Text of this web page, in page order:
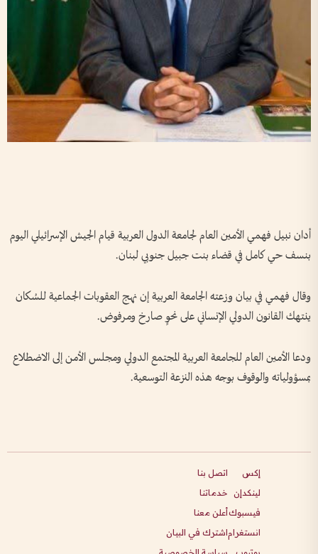
أدان نبيل فهمي الأمين العام لجامعة الدول العربية قيام الجيش الإسرائيلي اليوم
بنسف حي كامل في قضاء بنت جبيل جنوبي لبنان.
وقال فهمي في بيان وزعته الجامعة العربية إن نهج العقوبات الجماعية للسُكان
ينتهك القانون الدولي الإنساني على نحوٍ صارخ ومرفوض.
ودعا الأمين العام للجامعة العربية المجتمع الدولي ومجلس الأمن إلى الاضطلاع
بمسؤولياته والوقوف بوجه هذه النزعة التوسعية.
إكس
لينكدإن
فيسبوك
انستغرام
اتصل بنا
خدماتنا
أعلن معنا
اشترك في البيان